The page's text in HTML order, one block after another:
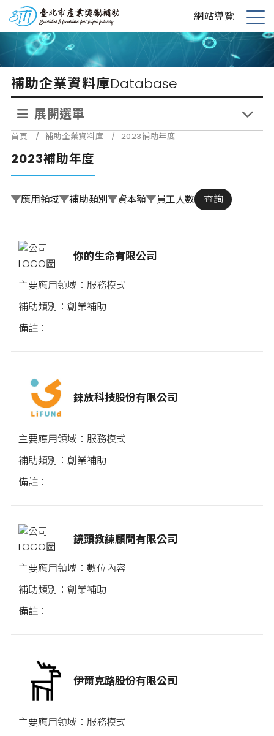
到
內
台北市產業獎勵補助 網站導覽
展
單
補助企業資料庫Database
展開選單
首頁 / 補助企業資料庫 / 2023補助年度
2023補助年度
應用領域 補助類別 資本額 員工人數 查詢
你的生命有限公司
服務模式
創業補助
錸放科技股份有限公司
服務模式
創業補助
鏡頭教練顧問有限公司
數位內容
創業補助
伊爾克路股份有限公司
服務模式